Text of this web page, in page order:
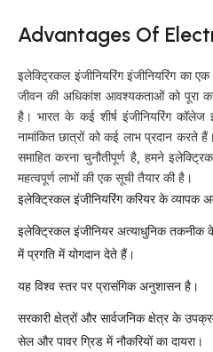
Advantages Of
इलेक्ट्रिकल इंजीनियरिंग इंजीनियरिंग का एक
जीवन की अधिकांश आवश्यकताओं को पूरा
है। भारत के कई शीर्ष इंजीनियरिंग कॉलेज
नामांकित छात्रों को कई लाभ प्रदान करते
समाहित करना चुनौतीपूर्ण है, हमने
महत्वपूर्ण लाभों की एक सूची तैयार की है।
इलेक्ट्रिकल इंजीनियरिंग करियर के व्यापक
इलेक्ट्रिकल इंजीनियर अत्याधुनिक तकनीक
में प्रगति में योगदान देते हैं।
यह विश्व स्तर पर प्रासंगिक अनुशासन है।
सरकारी क्षेत्रों और सार्वजनिक क्षेत्र के
सेल और पावर ग्रिड में नौकरियों का दायरा।